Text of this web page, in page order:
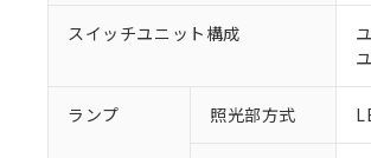
スイッチユニット構成
ランプ 照光部方式